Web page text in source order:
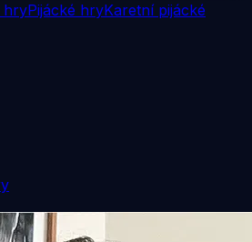
hryPijácké hryKaretní pijácké